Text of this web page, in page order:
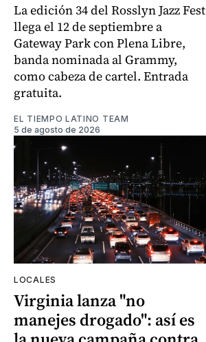
La edición 34 del Rosslyn Jazz Fest
llega el 12 de septiembre a
Gateway Park con Plena Libre,
banda nominada al Grammy,
como cabeza de cartel. Entrada
gratuita.
EL TIEMPO LATINO TEAM
5 de agosto de 2026
LOCALES
Virginia lanza "no
manejes drogado": así es